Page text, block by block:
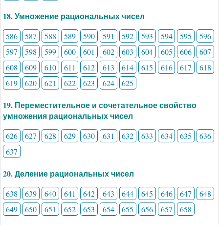
18. Умножение рациональных чисел
586 587 588 589 590 591 592 593 594 595
596
597
598 599 600 601 602 603 604 605 606
607
608
609 610 611 612 613 614 615 616 617
618
619
620 621 622 623 624 625
19. Переместительное и сочетательное свойство
умножения рациональных чисел
626 627 628 629 630 631 632 633 634 635
636
637
20. Деление рациональных чисел
638 639 640 641 642 643 644 645 646 647
648
649
650 651 652 653 654 655 656 657 658